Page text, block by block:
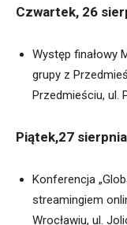
Czwartek, 26
Występ finałowy
grupy z
Przedmieściu, ul.
Piątek,27 sierpnia
Konferencja
streamingiem
Wrocławiu, ul.